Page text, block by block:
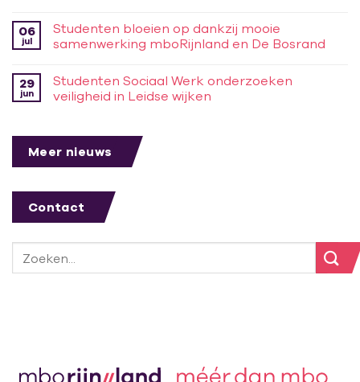
06
jul
Studenten bloeien op dankzij mooie
samenwerking mboRijnland en De Bosrand
29
jun
Studenten Sociaal Werk onderzoeken
veiligheid in Leidse wijken
Meer nieuws
Contact